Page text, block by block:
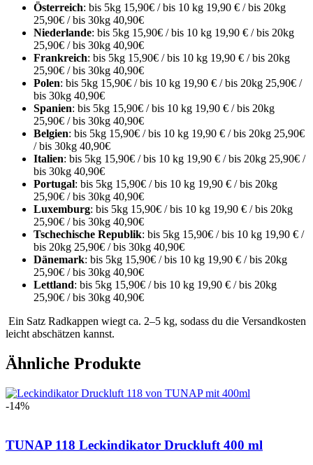
Österreich: bis 5kg 15,90€ / bis 10 kg 19,90 € / bis 20kg
25,90€ / bis 30kg 40,90€
Niederlande: bis 5kg 15,90€ / bis 10 kg 19,90 € / bis 20kg
25,90€ / bis 30kg 40,90€
Frankreich: bis 5kg 15,90€ / bis 10 kg 19,90 € / bis 20kg
25,90€ / bis 30kg 40,90€
Polen: bis 5kg 15,90€ / bis 10 kg 19,90 € / bis 20kg 25,90€ /
bis 30kg 40,90€
Spanien: bis 5kg 15,90€ / bis 10 kg 19,90 € / bis 20kg
25,90€ / bis 30kg 40,90€
Belgien: bis 5kg 15,90€ / bis 10 kg 19,90 € / bis 20kg 25,90€
/ bis 30kg 40,90€
Italien: bis 5kg 15,90€ / bis 10 kg 19,90 € / bis 20kg 25,90€ /
bis 30kg 40,90€
Portugal: bis 5kg 15,90€ / bis 10 kg 19,90 € / bis 20kg
25,90€ / bis 30kg 40,90€
Luxemburg: bis 5kg 15,90€ / bis 10 kg 19,90 € / bis 20kg
25,90€ / bis 30kg 40,90€
Tschechische Republik: bis 5kg 15,90€ / bis 10 kg 19,90 € /
bis 20kg 25,90€ / bis 30kg 40,90€
Dänemark: bis 5kg 15,90€ / bis 10 kg 19,90 € / bis 20kg
25,90€ / bis 30kg 40,90€
Lettland: bis 5kg 15,90€ / bis 10 kg 19,90 € / bis 20kg
25,90€ / bis 30kg 40,90€
Ein Satz Radkappen wiegt ca. 2–5 kg, sodass du die Versandkosten
leicht abschätzen kannst.
Ähnliche Produkte
-14%
TUNAP 118 Leckindikator Druckluft 400 ml